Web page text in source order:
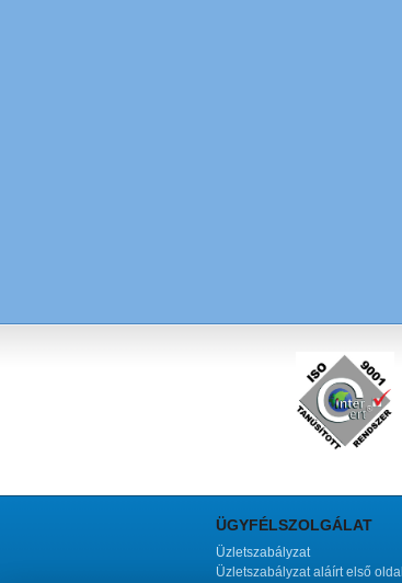
ÜGYFÉLSZOLGÁLAT
Üzletszabályzat
Üzletszabályzat aláírt első oldal